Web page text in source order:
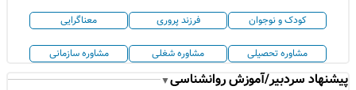
کودک و نوجوان فرزند پروری معناگرایی
مشاوره تحصیلی مشاوره شغلی مشاوره سازمانی
پیشنهاد سردبیر/آموزش روانشناسی▼